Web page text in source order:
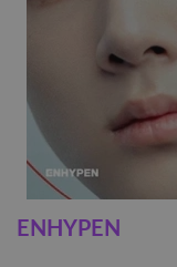
ENHYPEN